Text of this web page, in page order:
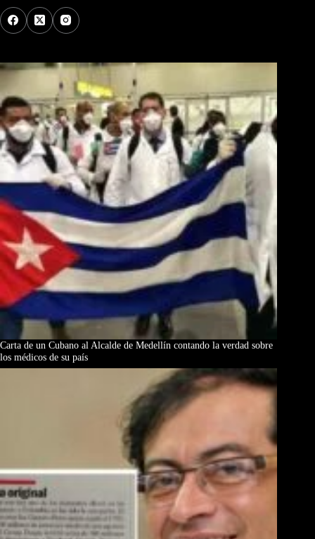
Carta de un Cubano al Alcalde de Medellín contando la verdad sobre
los médicos de su país